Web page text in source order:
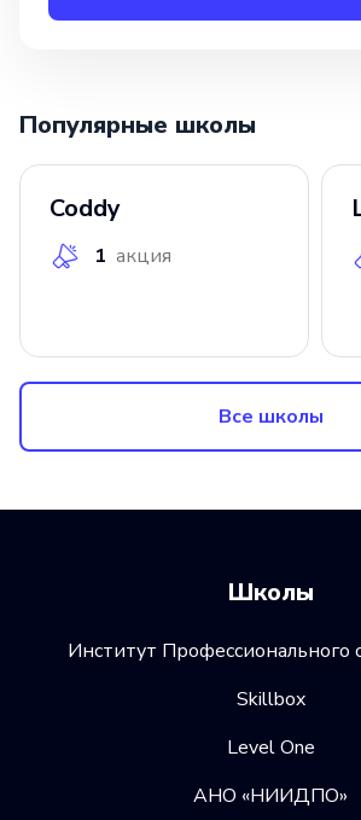
Популярные школы
Coddy
1 акция
Все школы
Школы
Институт Профессионального
Skillbox
Level One
АНО «НИИДПО»